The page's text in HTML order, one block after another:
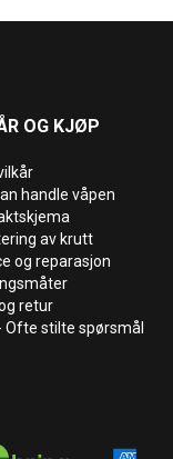
OG KJØP
handle våpen
av krutt
og reparasjon
retur
Ofte stilte spørsmål